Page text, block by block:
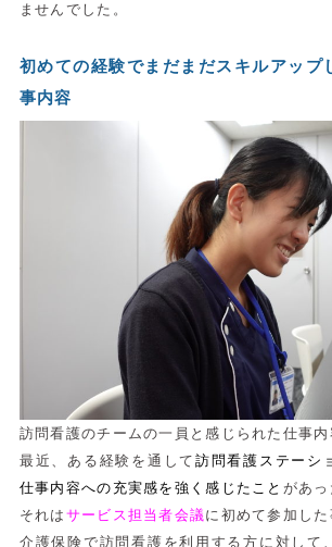
ませんでした。
初めての経験でまだまだスキルアップ
事内容
訪問看護のチームの一員と感じられた仕事内
最近、ある経験を通して訪問看護ステーシ
仕事内容への充実感を強く感じたこと があっ
それは サービス担当者会議に初めて参加した
介護保険で訪問看護を利用する方に対して